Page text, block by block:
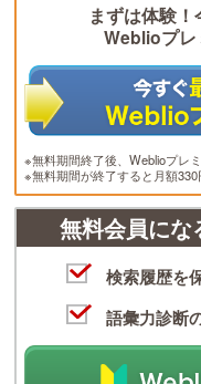
まずは体験！
Weblioプレ
※無料期間終了後、Weblioプレ
※無料期間が終了すると月額330
無料会員にな
検索履歴を
語彙力診断